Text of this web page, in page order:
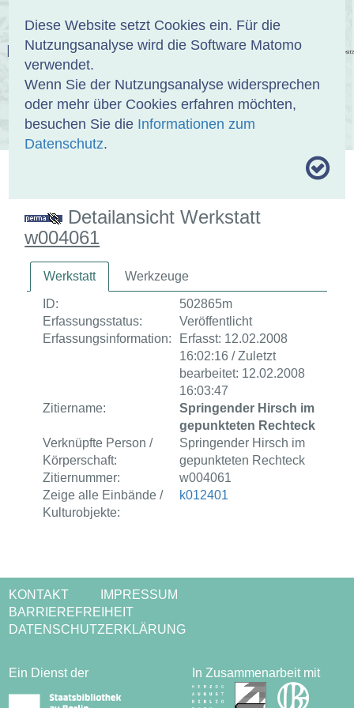
Diese Website setzt Cookies ein. Für die
Nutzungsanalyse wird die Software Matomo
verwendet.
Wenn Sie der Nutzungsanalyse widersprechen
oder mehr über Cookies erfahren möchten,
besuchen Sie die Informationen zum
Datenschutz.
EINBANDDATENBANK
ÜBER UNS SAMMLUNGEN SUCHE
Detailansicht Werkstatt
w004061
Werkstatt Werkzeuge
ID:
502865m
Erfassungsstatus:
Veröffentlicht
Erfassungsinformation:
Erfasst: 12.02.2008
16:02:16 / Zuletzt
bearbeitet: 12.02.2008
16:03:47
Zitiername:
Springender Hirsch im
gepunkteten Rechteck
Verknüpfte Person /
Körperschaft:
Springender Hirsch im
gepunkteten Rechteck
Zitiernummer:
w004061
Zeige alle Einbände /
Kulturobjekte:
k012401
KONTAKT
IMPRESSUM
BARRIEREFREIHEIT
DATENSCHUTZERKLÄRUNG
Ein Dienst der In Zusammenarbeit mit